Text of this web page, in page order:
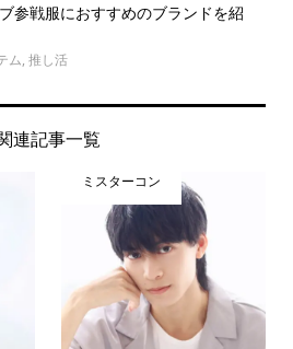
参戦服におすすめのブランドを紹
ム, 推し活
連記事一覧
ミスターコン